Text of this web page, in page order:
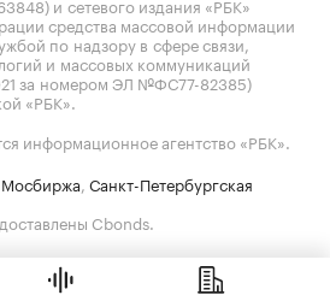
средства массовой информации
по надзору в сфере связи,
и массовых коммуникаций
за номером ЭЛ №ФС77-82385)
«РБК».
информационное агентство «РБК».
Мосбиржа Санкт-Петербургская
Cbonds.